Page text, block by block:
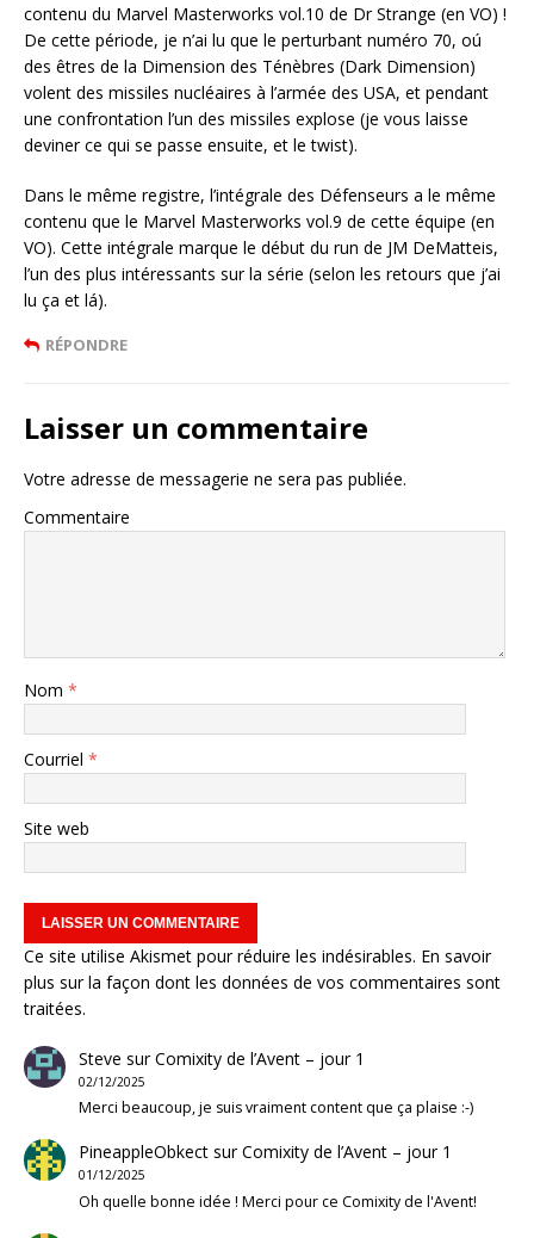
contenu du Marvel Masterworks vol.10 de Dr Strange (en VO) !
De cette période, je n’ai lu que le perturbant numéro 70, oú
des êtres de la Dimension des Ténèbres (Dark Dimension)
volent des missiles nucléaires à l’armée des USA, et pendant
une confrontation l’un des missiles explose (je vous laisse
deviner ce qui se passe ensuite, et le twist).
Dans le même registre, l’intégrale des Défenseurs a le même
contenu que le Marvel Masterworks vol.9 de cette équipe (en
VO). Cette intégrale marque le début du run de JM DeMatteis,
l’un des plus intéressants sur la série (selon les retours que j’ai
lu ça et lá).
RÉPONDRE
Laisser un commentaire
Votre adresse de messagerie ne sera pas publiée.
Commentaire
Nom *
Courriel *
Site web
Ce site utilise Akismet pour réduire les indésirables. En savoir
plus sur la façon dont les données de vos commentaires sont
traitées.
Steve surComixity de l’Avent – jour 1
02/12/2025
Merci beaucoup, je suis vraiment content que ça plaise :-)
PineappleObkectsurComixity de l’Avent – jour 1
01/12/2025
Oh quelle bonne idée ! Merci pour ce Comixity de l'Avent!